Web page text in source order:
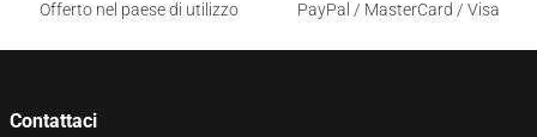
Offerto nel paese di utilizzo
PayPal / MasterCard / Visa
Contattaci